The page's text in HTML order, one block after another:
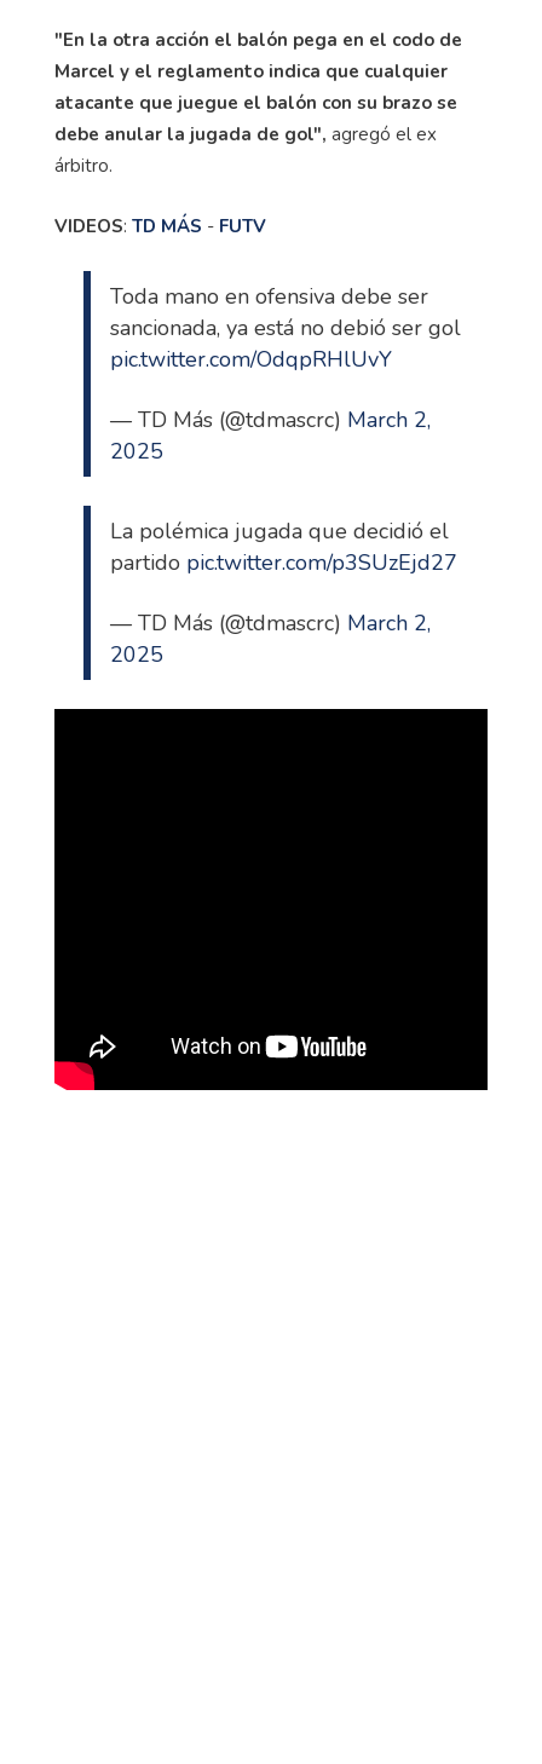
"En la otra acción el balón pega en el codo de
Marcel y el reglamento indica que cualquier
atacante que juegue el balón con su brazo se
debe anular la jugada de gol", agregó el ex
árbitro.
VIDEOS: TD MÁS - FUTV
Toda mano en ofensiva debe ser
sancionada, ya está no debió ser gol
pic.twitter.com/OdqpRHlUvY
— TD Más (@tdmascrc) March 2,
2025
La polémica jugada que decidió el
partido pic.twitter.com/p3SUzEjd27
— TD Más (@tdmascrc) March 2,
2025